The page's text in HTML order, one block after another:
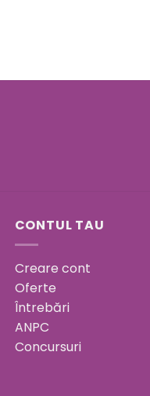
CONTUL TAU
Creare cont
Oferte
Întrebări
ANPC
Concursuri